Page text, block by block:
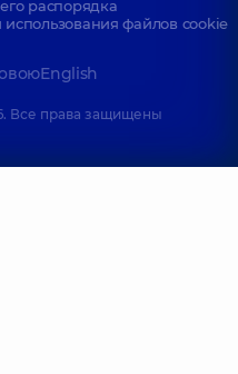
распорядка
файлов cookie
English
Все права защищены